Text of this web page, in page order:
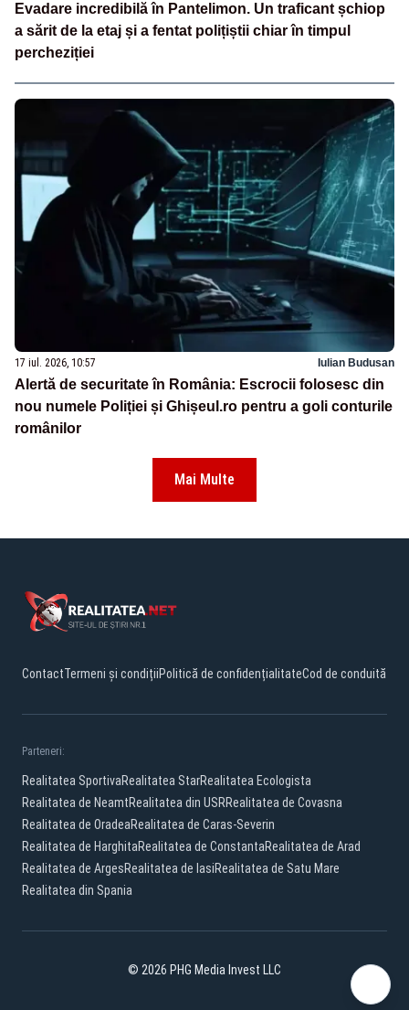
Evadare incredibilă în Pantelimon. Un traficant șchiop
a sărit de la etaj și a fentat polițiștii chiar în timpul
percheziției
17 iul. 2026, 10:57 Iulian Budusan
Alertă de securitate în România: Escrocii folosesc din
nou numele Poliției și Ghișeul.ro pentru a goli conturile
românilor
Mai Multe
ContactTermeni și condițiiPolitică de confidențialitateCod de conduită
Parteneri:
Realitatea SportivaRealitatea StarRealitatea Ecologista
Realitatea de NeamtRealitatea din USRRealitatea de Covasna
Realitatea de OradeaRealitatea de Caras-Severin
Realitatea de HarghitaRealitatea de ConstantaRealitatea de Arad
Realitatea de ArgesRealitatea de IasiRealitatea de Satu Mare
Realitatea din Spania
© 2026 PHG Media Invest LLC